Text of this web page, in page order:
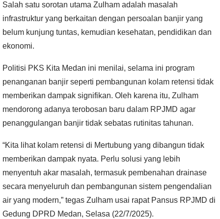
Salah satu sorotan utama Zulham adalah masalah
infrastruktur yang berkaitan dengan persoalan banjir yang
belum kunjung tuntas, kemudian kesehatan, pendidikan dan
ekonomi.
Politisi PKS Kita Medan ini menilai, selama ini program
penanganan banjir seperti pembangunan kolam retensi tidak
memberikan dampak signifikan. Oleh karena itu, Zulham
mendorong adanya terobosan baru dalam RPJMD agar
penanggulangan banjir tidak sebatas rutinitas tahunan.
“Kita lihat kolam retensi di Mertubung yang dibangun tidak
memberikan dampak nyata. Perlu solusi yang lebih
menyentuh akar masalah, termasuk pembenahan drainase
secara menyeluruh dan pembangunan sistem pengendalian
air yang modern,” tegas Zulham usai rapat Pansus RPJMD di
Gedung DPRD Medan, Selasa (22/7/2025).